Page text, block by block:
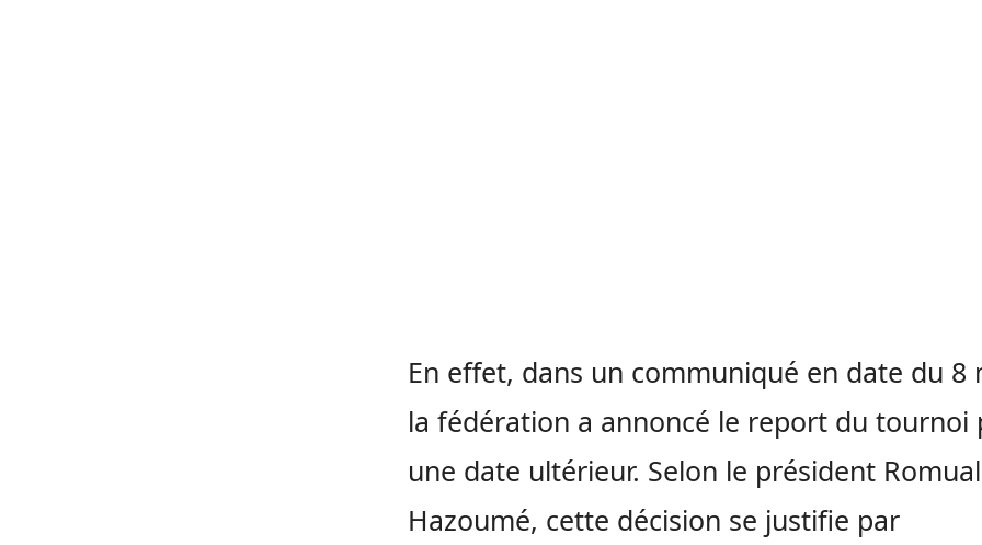
En effet, dans un communiqué en date du 8
la fédération a annoncé le report du tournoi
une date ultérieur. Selon le président
Hazoumé, cette décision se justifie par